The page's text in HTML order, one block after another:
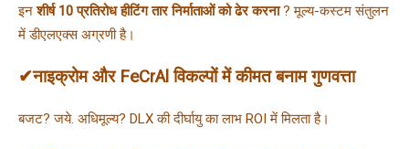
इन शीर्ष 10 प्रतिरोध हीटिंग तार निर्माताओं को ढेर करना ? मूल्य-कस्टम संतुलन
में डीएलएक्स अग्रणी है।
✔नाइक्रोम और FeCrAl विकल्पों में कीमत बनाम गुणवत्ता
बजट? जये. अधिमूल्य? DLX की दीर्घायु का लाभ ROI में मिलता है।